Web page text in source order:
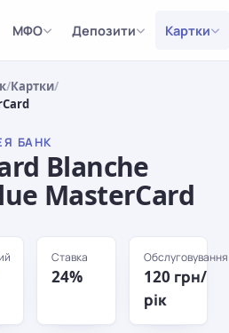
МФО Депозити Картки
/Картки/
БАНК
Blanche
MasterCard
Ставка
24%
Обслуговування
120 грн/
рік